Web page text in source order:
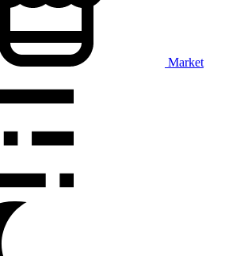
Market